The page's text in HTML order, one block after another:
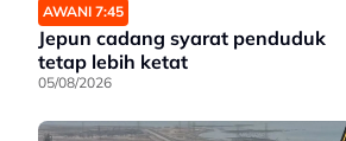
AWANI 7:45
Jepun cadang syarat penduduk
tetap lebih ketat
05/08/2026